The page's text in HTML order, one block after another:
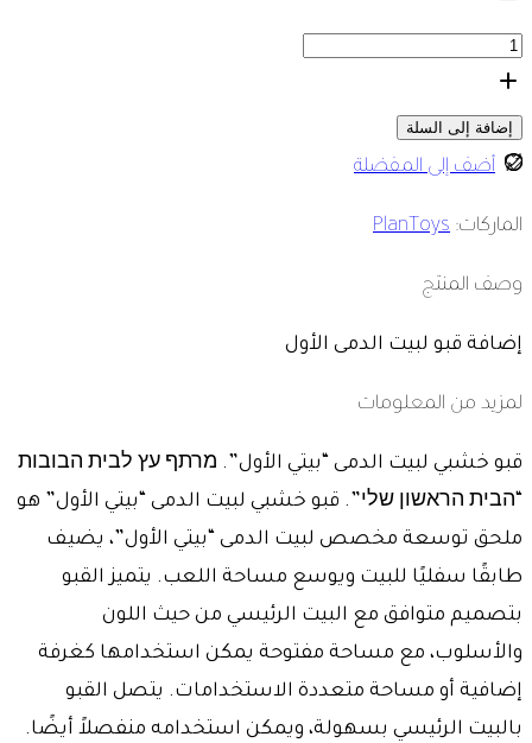
إضافة إلى السلة
أضف إلى المفضلة
الماركات: PlanToys
وصف المنتج
إضافة قبو لبيت الدمى الأول
لمزيد من المعلومات
قبو خشبي لبيت الدمى “بيتي الأول”. מרתף עץ לבית הבובות
“הבית הראשון שלי”. قبو خشبي لبيت الدمى “بيتي الأول” هو
ملحق توسعة مخصص لبيت الدمى “بيتي الأول”، يضيف
طابقًا سفليًا للبيت ويوسع مساحة اللعب. يتميز القبو
بتصميم متوافق مع البيت الرئيسي من حيث اللون
والأسلوب، مع مساحة مفتوحة يمكن استخدامها كغرفة
إضافية أو مساحة متعددة الاستخدامات. يتصل القبو
بالبيت الرئيسي بسهولة، ويمكن استخدامه منفصلاً أيضًا.